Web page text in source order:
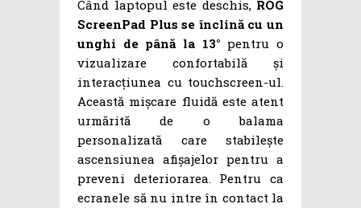
Când laptopul este deschis, ROG
ScreenPad Plus se înclină cu un
unghi de până la 13° pentru o
vizualizare confortabilă și
interacțiunea cu touchscreen-ul.
Această mișcare fluidă este atent
urmărită de o balama
personalizată care stabilește
ascensiunea afișajelor pentru a
preveni deteriorarea. Pentru ca
ecranele să nu intre în contact la